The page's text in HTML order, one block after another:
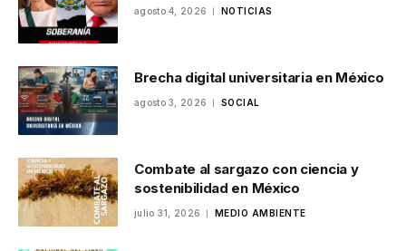
agosto 4, 2026 NOTICIAS
Brecha digital universitaria en México
agosto 3, 2026 SOCIAL
Combate al sargazo con ciencia y
sostenibilidad en México
julio 31, 2026 MEDIO AMBIENTE